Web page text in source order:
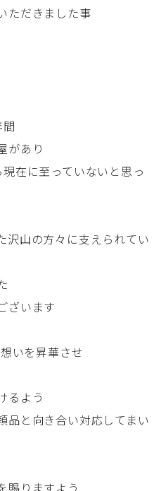
ただきました事
があり
在に至っていないと思っ
沢山の方々に支えられてい
ざいます
いを昇華させ
るよう
品と向き合い対応してまい
賜りますよう